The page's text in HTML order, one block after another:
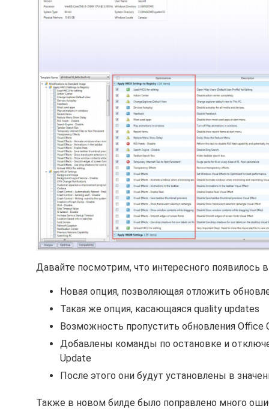
Давайте посмотрим, что интересного появилось
Новая опция, позволяющая отложить
Такая же опция, касающаяся quality updates
Возможность пропустить обновления Office
Добавлены команды по остановке и
Update
После этого они будут установлены в
Также в новом билде было поправлено много